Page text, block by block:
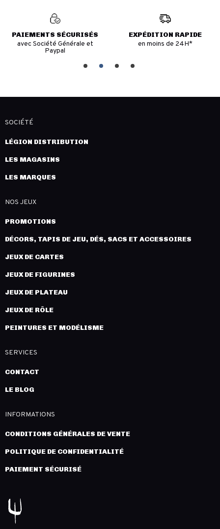
PAIEMENTS SÉCURISÉS
avec Société Générale et
Paypal
EXPÉDITION RAPIDE
en moins de 24H*
SOCIÉTÉ
LÉGION DISTRIBUTION
LES MAGASINS
LES MARQUES
NOS JEUX
PROMOTIONS
DÉCORS, TAPIS DE JEU, DÉS, SACS ET ACCESSOIRES
JEUX DE CARTES
JEUX DE FIGURINES
JEUX DE PLATEAU
JEUX DE RÔLE
PEINTURES ET MODÉLISME
SERVICES
CONTACT
LE BLOG
INFORMATIONS
CONDITIONS GÉNÉRALES DE VENTE
POLITIQUE DE CONFIDENTIALITÉ
PAIEMENT SÉCURISÉ